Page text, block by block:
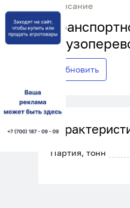
Описание
Обновить
Партия, тонн